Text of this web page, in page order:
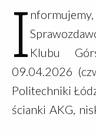
Klubu
szefowi
"Szynie"
nadesłanych
wspaniale
klubowiczek …
I Klubu
09.04.2026
Politechniki
ścianki AKG,